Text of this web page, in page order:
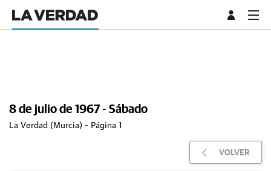
8 de julio de 1967 - Sábado
La Verdad (Murcia) - Página 1
VOLVER